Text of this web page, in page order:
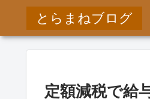
とらまねブログ
定額減税で給